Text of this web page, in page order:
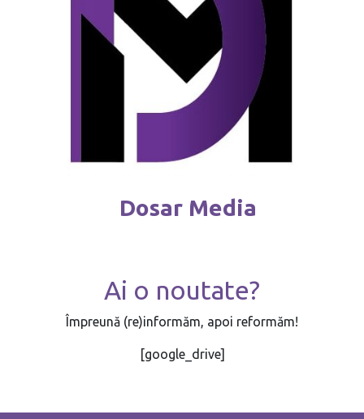
Dosar Media
Ai o noutate?
Împreună (re)informăm, apoi reformăm!
[google_drive]